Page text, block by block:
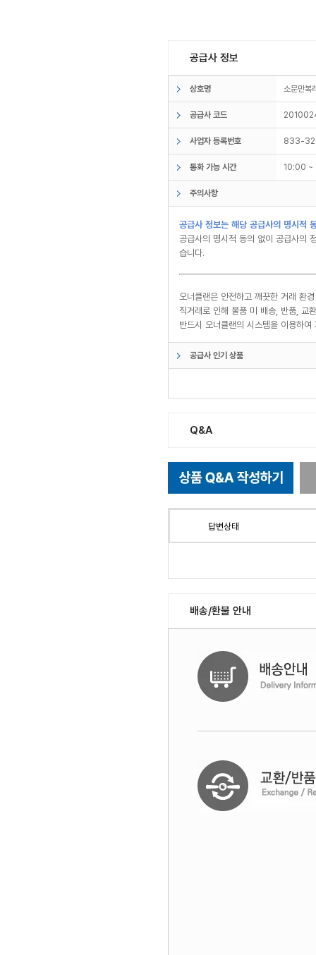
공급사 정보
상호명 소문만
공급사 코드
사업자 등록번호 833-
통화 가능 시간 10:00
주의사항
공급사 정보는 해당 공급사의 명시적
공급사의 명시적 동의 없이 공급사의
습니다.
오너클랜은 안전하고 깨끗한 거래 환
직거래로 인해 물품 미 배송, 반품, 교
반드시 오너클랜의 시스템을 이용하
공급사 인기 상품
Q&A
답변상태
배송/환불 안내